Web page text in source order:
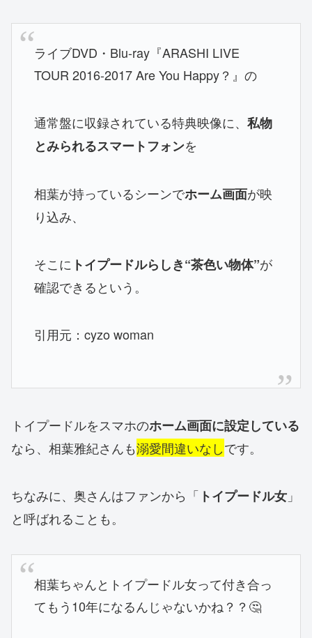
ライブDVD・Blu-ray『ARASHI LIVE
TOUR 2016-2017 Are You Happy？』の
通常盤に収録されている特典映像に、私物
とみられるスマートフォンを
相葉が持っているシーンでホーム画面が映
り込み、
そこに トイプードルらしき“茶色い物体”が
確認できるという。
引用元：cyzo woman
トイプードルをスマホのホーム画面に設定している
なら、相葉雅紀さんも溺愛間違いなしです。
ちなみに、奥さんはファンから「 トイプードル女 」
と呼ばれることも。
相葉ちゃんとトイプードル女って付き合っ
てもう10年になるんじゃないかね？？🤔